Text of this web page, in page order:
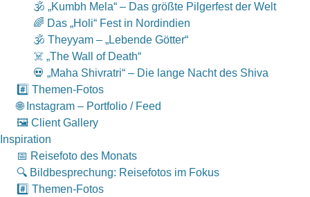
🕉 „Kumbh Mela“ – Das größte Pilgerfest der Welt
🌈 Das „Holi“ Fest in Nordindien
🕉 Theyyam – „Lebende Götter“
☠️ „The Wall of Death“
💀 „Maha Shivratri“ – Die lange Nacht des Shiva
#️⃣ Themen-Fotos
🌐 Instagram – Portfolio / Feed
🖼 Client Gallery
Inspiration
📅 Reisefoto des Monats
🔍 Bildbesprechung: Reisefotos im Fokus
#️⃣ Themen-Fotos